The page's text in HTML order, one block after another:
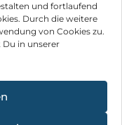
und fortlaufend
Durch die weitere
von Cookies zu.
in unserer